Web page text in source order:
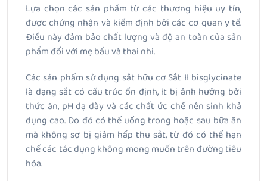
Lựa chọn các sản phẩm từ các thương hiệu uy tín,
được chứng nhận và kiểm định bởi các cơ quan y tế.
Điều này đảm bảo chất lượng và độ an toàn của sản
phẩm đối với mẹ bầu và thai nhi.
Các sản phẩm sử dụng sắt hữu cơ Sắt II bisglycinate
là dạng sắt có cấu trúc ổn định, ít bị ảnh hưởng bởi
thức ăn, pH dạ dày và các chất ức chế nên sinh khả
dụng cao. Do đó có thể uống trong hoặc sau bữa ăn
mà không sợ bị giảm hấp thu sắt, từ đó có thể hạn
chế các tác dụng không mong muốn trên đường tiêu
hóa.